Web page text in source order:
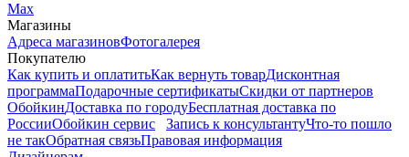
Max
Магазины
Адреса магазиновФотогалерея
Покупателю
Как купить и оплатитьКак вернуть товарДисконтная
программаПодарочные сертификатыСкидки от партнеров
ОбойкинДоставка по городуБесплатная доставка по
РоссииОбойкин сервис Запись к консультантуЧто-то пошло
не такОбратная связьПравовая информация